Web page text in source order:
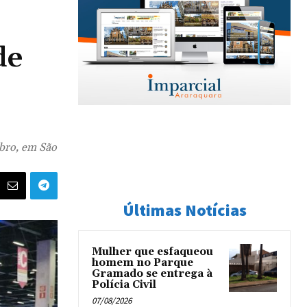
em São
Últimas Notícias
Mulher que esfaqueou
homem no Parque
Gramado se entrega à
Polícia Civil
07/08/2026